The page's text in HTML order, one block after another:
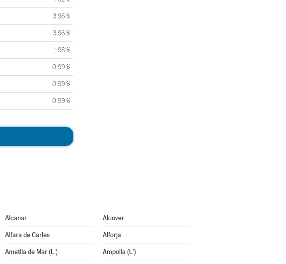
3,96 %
3,96 %
1,98 %
0,99 %
0,99 %
0,99 %
Alcanar Alcover
Alfara de Carles Alforja
Ametlla de Mar (L') Ampolla (L')